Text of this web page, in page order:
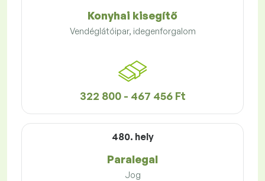
Konyhai kisegítő
Vendéglátóipar, idegenforgalom
322 800 - 467 456 Ft
480. hely
Paralegal
Jog